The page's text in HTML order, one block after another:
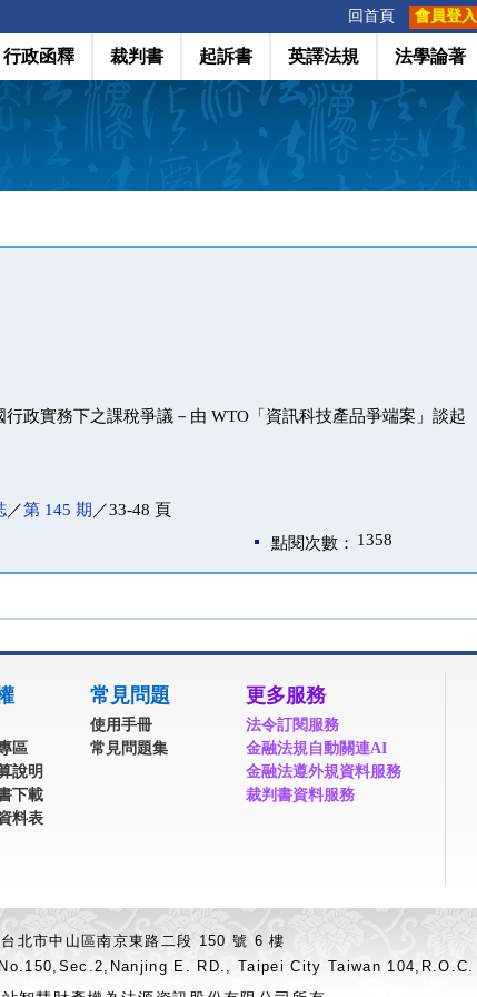
回首頁 會員登入
行政函釋 裁判書 起訴書 英譯法規 法學論著
政實務下之課稅爭議－由 WTO「資訊科技產品爭端案」談起
／第 145 期 ／33-48 頁
點閱次數： 1358
區
說明
下載
料表
常見問題
使用手冊
常見問題集
更多服務
法令訂閱服務
金融法規自動關連AI
金融法遵外規資料服務
裁判書資料服務
北市中山區南京東路二段 150 號 6 樓
E. RD., Taipei City Taiwan 104,R.O.C.